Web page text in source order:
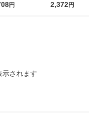
個 円
ジ BC-341 3
2,372円
示されます